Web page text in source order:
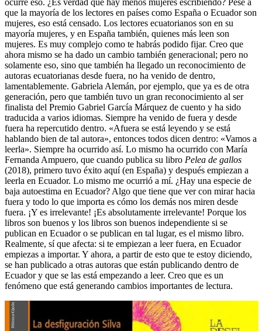
ocurre eso. ¿Es verdad que hay menos mujeres escribiendo? Pese a
que la mayoría de los lectores en países como España o Ecuador son
mujeres, eso está censado. Los lectores ecuatorianos son en su
mayoría mujeres, y en España también, quienes más leen son
mujeres. Es muy complejo como te habrás podido fijar. Creo que
ahora mismo se ha dado un cambio también generacional; pero no
solamente eso, sino que también ha llegado un reconocimiento de
autoras ecuatorianas desde fuera, no ha venido de dentro,
lamentablemente. Gabriela Alemán, por ejemplo, que ya es de otra
generación, pero que también tuvo un gran reconocimiento al ser
finalista del Premio Gabriel García Márquez de cuento y ha sido
traducida a varios idiomas. Siempre ha venido de fuera y desde
fuera ha repercutido dentro. «Afuera se está leyendo y se está
hablando bien de tal autora», entonces todos dicen dentro: «Vamos a
leerla». Siempre ha ocurrido así. Lo mismo ha ocurrido con María
Fernanda Ampuero, que cuando publica su libro Pelea de gallos
(2018), primero tuvo éxito aquí (en España) y después empiezan a
leerla en Ecuador. Lo mismo me ocurrió a mí. ¿Hay una especie de
baja autoestima en Ecuador? Algo que tiene que ver con mirar hacia
fuera y todo lo que importa es cómo los demás nos miren desde
fuera. ¡Y es irrelevante! ¡Es absolutamente irrelevante! Porque los
libros son buenos y los libros son buenos independiente si se
publican en Ecuador o se publican en tal lugar, es el mismo libro.
Realmente, sí que afecta: si te empiezan a leer fuera, en Ecuador
empiezas a importar. Y ahora, a partir de esto que te estoy diciendo,
se han publicado a otras autoras que están publicando dentro de
Ecuador y que se las está empezando a leer. Creo que es un
fenómeno que está generando cambios importantes de lectura.